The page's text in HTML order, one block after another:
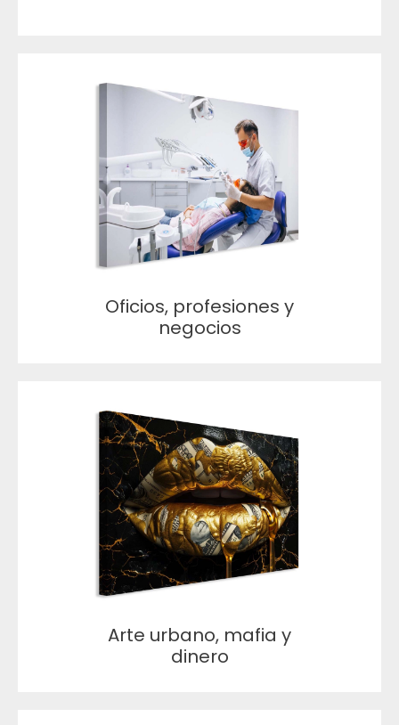
Oficios, profesiones y
negocios
Arte urbano, mafia y
dinero